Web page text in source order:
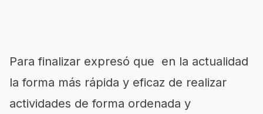
Para finalizar expresó que en la actualidad
la forma más rápida y eficaz de realizar
actividades de forma ordenada y